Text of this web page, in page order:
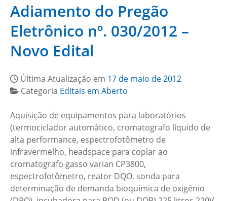
Adiamento do Pregão
Eletrônico nº. 030/2012 –
Novo Edital
Última Atualização em 17 de maio de 2012
Categoria Editais em Aberto
Aquisição de equipamentos para laboratórios
(termociclador automático, cromatografo líquido de
alta performance, espectrofotômetro de
infravermelho, headspace para coplar ao
cromatografo gasso varian CP3800,
espectrofotômetro, reator DQO, sonda para
determinação de demanda bioquímica de oxigênio